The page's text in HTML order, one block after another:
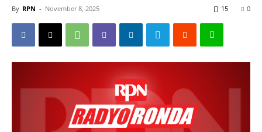
By RPN - November 8, 2025 0
15